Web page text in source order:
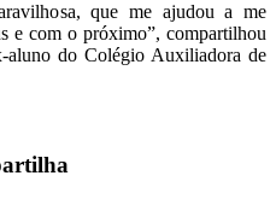
que me ajudou a me
e com o próximo”, compartilhou
aluno do Colégio Auxiliadora de